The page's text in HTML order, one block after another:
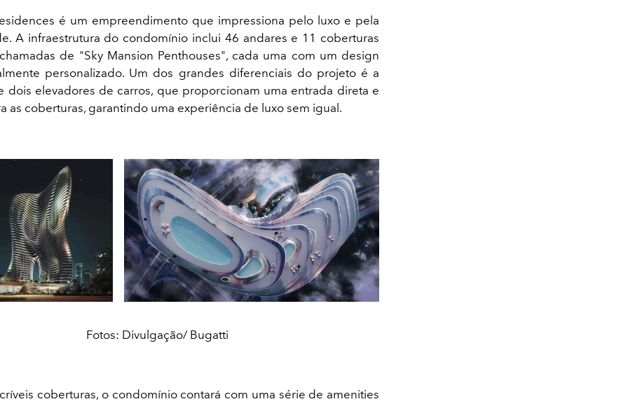
é um empreendimento que impressiona pelo luxo e pela
A infraestrutura do condomínio inclui 46 andares e 11 coberturas
de "Sky Mansion Penthouses", cada uma com um design
personalizado. Um dos grandes diferenciais do projeto é a
dois elevadores de carros, que proporcionam uma entrada direta e
as coberturas, garantindo uma experiência de luxo sem igual.
Fotos: Divulgação/ Bugatti
coberturas, o condomínio contará com uma série de amenities